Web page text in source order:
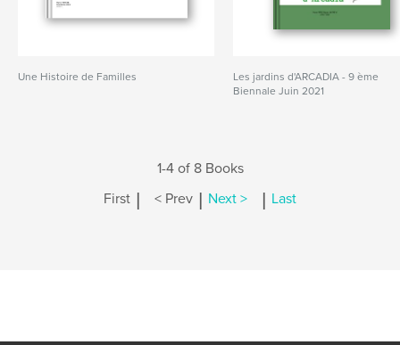
Une Histoire de Familles
Les jardins d'ARCADIA - 9 ème
Biennale Juin 2021
1-4 of 8 Books
First | < Prev | Next > | Last